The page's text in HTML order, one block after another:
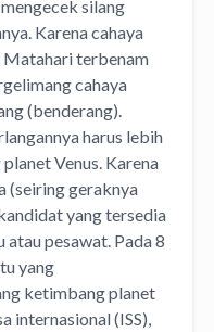
silang
Karena cahaya
terbenam
cahaya
(benderang).
harus lebih
Venus. Karena
(seiring geraknya
yang tersedia
pesawat. Pada 8
yang
ketimbang planet
internasional (ISS),